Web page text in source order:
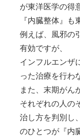
が東洋医学の得
『内臓整体』も
例えば、風邪の
有効ですが、
インフルエンザ
った治療を行わ
また、末期がん
それぞれの人の
治し方を判別し
のひとつが 『内